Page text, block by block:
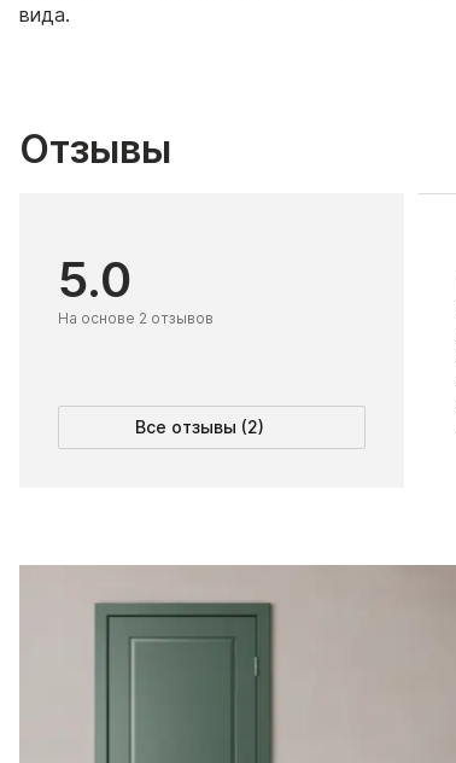
Отзывы
5.0
На основе 2 отзывов
Все отзывы (2)
вида.